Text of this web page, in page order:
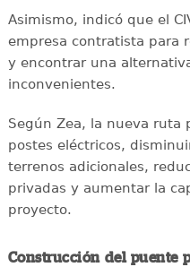
Asimismo, indicó que el
empresa contratista para
y encontrar una
inconvenientes.
Según Zea, la nueva ruta
postes eléctricos,
terrenos adicionales,
privadas y aumentar la
proyecto.
Construcción del puente